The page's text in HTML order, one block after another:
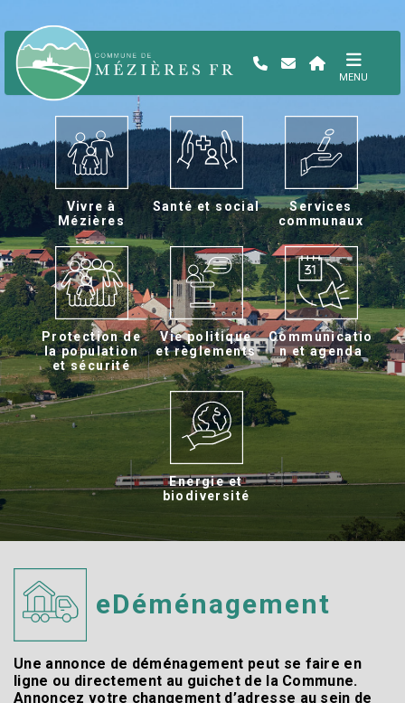
MENU
Vivre à
Mézières
Santé et social
Services
communaux
Protection de
la population
et sécurité
Vie politique
et règlements
Communicatio
n et agenda
Energie et
biodiversité
eDéménagement
Une annonce de déménagement peut se faire en
ligne ou directement au guichet de la Commune.
Annoncez votre changement d’adresse au sein de